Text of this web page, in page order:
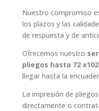
Nuestro compromiso
los plazos y las
de respuesta y de
Ofrecemos nuestro
pliegos hasta 72
llegar hasta la
La impresión de
directamente o